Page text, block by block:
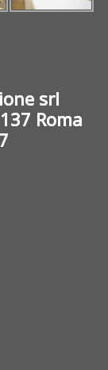
srl
Roma